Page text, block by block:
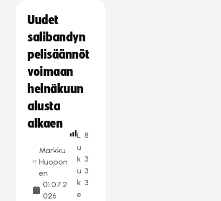
Uudet
salibandyn
pelisäännöt
voimaan
heinäkuun
alusta
alkaen
Markku
Huopon
en
01.07.2
026
L
u
k
u
k
e
8
3
3
3